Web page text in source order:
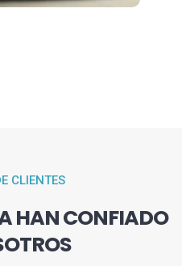
CLIENTES
HAN CONFIADO